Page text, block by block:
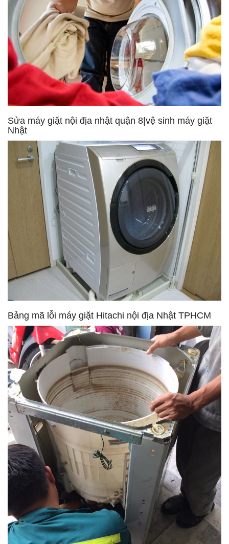
Sửa máy giặt nội địa nhật quận 8|vệ sinh máy giặt
Nhật
Bảng mã lỗi máy giặt Hitachi nội địa Nhật TPHCM